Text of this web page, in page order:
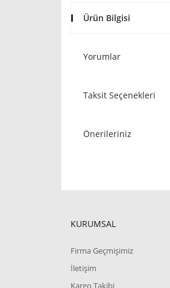
Ürün Bilgisi
Yorumlar
Taksit Seçenekleri
Önerileriniz
KURUMSAL
Firma Geçmişimiz
İletişim
Kargo Takibi